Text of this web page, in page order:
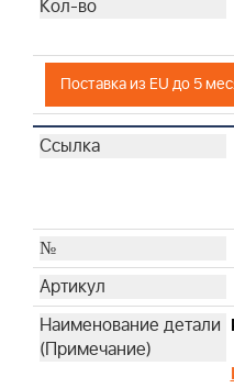
Поставка из EU до 5